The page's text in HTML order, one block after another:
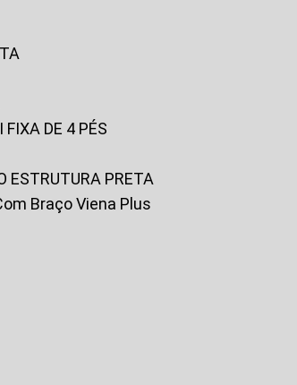
FIXA DE 4 PÉS
ESTRUTURA PRETA
Braço Viena Plus